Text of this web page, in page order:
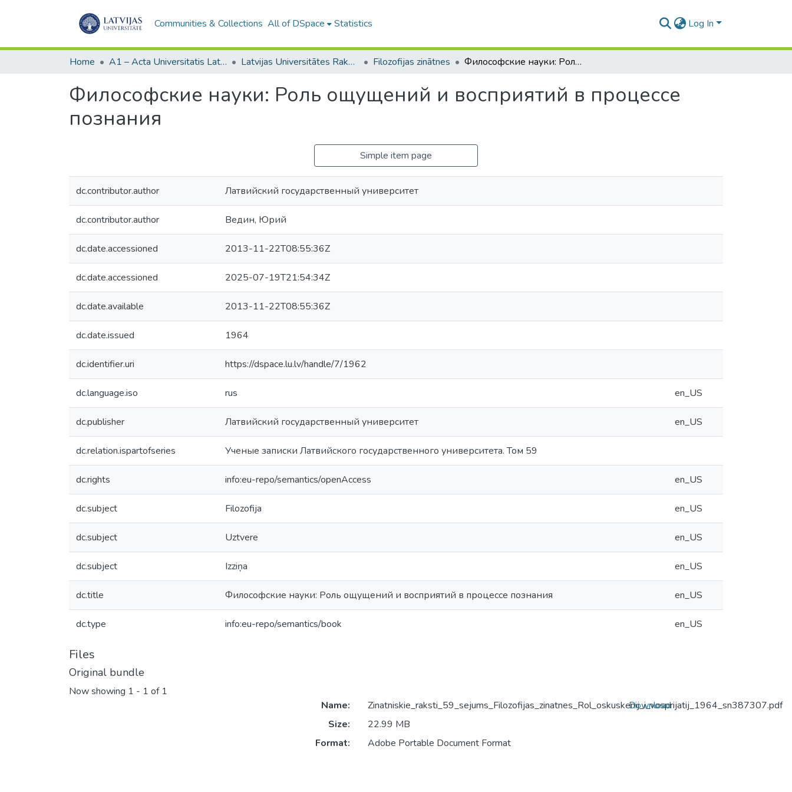
Communities & Collections All of DSpace Statistics Log In
Home A1 – Acta Universitatis Latviensis / Universitātes raksti / Scientific papers Latvijas Universitātes Raksti (1949– ) Filozofijas zinātnes Философские науки: Роль ощущений и восприятий в процессе познания
Философские науки: Роль ощущений и восприятий в процессе
познания
Simple item page
dc.contributor.author Латвийский государственный университет
dc.contributor.author Ведин, Юрий
dc.date.accessioned 2013-11-22T08:55:36Z
dc.date.accessioned 2025-07-19T21:54:34Z
dc.date.available 2013-11-22T08:55:36Z
dc.date.issued 1964
dc.identifier.uri https://dspace.lu.lv/handle/7/1962
dc.language.iso rus en_US
dc.publisher Латвийский государственный университет en_US
dc.relation.ispartofseries Ученые записки Латвийского государственного университета. Том 59
dc.rights info:eu-repo/semantics/openAccess en_US
dc.subject Filozofija en_US
dc.subject Uztvere en_US
dc.subject Izziņa en_US
dc.title Философские науки: Роль ощущений и восприятий в процессе познания en_US
dc.type info:eu-repo/semantics/book en_US
Files
Original bundle
Now showing 1 - 1 of 1
Name:
Zinatniskie_raksti_59_sejums_Filozofijas_zinatnes_Rol_oskuskenij_i_vosprijatij_1964_sn387307.pdf
Size:
22.99 MB
Format:
Adobe Portable Document Format
Download